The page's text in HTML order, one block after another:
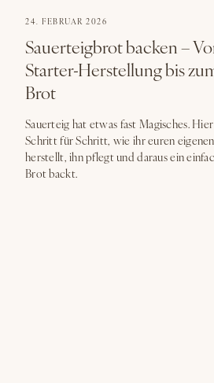
24. FEBRUAR 2026
Sauerteigbrot backen –
Starter-Herstellung bis
Brot
Sauerteig hat etwas fast Magisches.
Schritt für Schritt, wie ihr euren
herstellt, ihn pflegt und daraus ein
Brot backt.